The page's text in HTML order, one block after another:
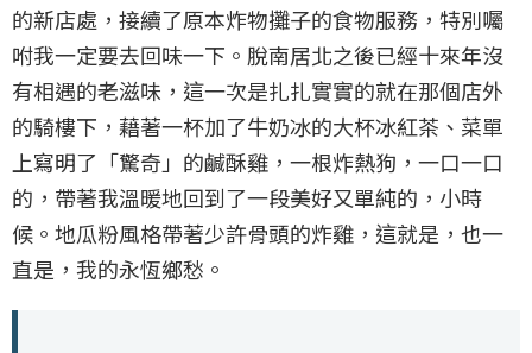
的新店處，接續了原本炸物攤子的食物服務，特別囑
咐我一定要去回味一下。脫南居北之後已經十來年沒
有相遇的老滋味，這一次是扎扎實實的就在那個店外
的騎樓下，藉著一杯加了牛奶冰的大杯冰紅茶、菜單
上寫明了「驚奇」的鹹酥雞，一根炸熱狗，一口一口
的，帶著我溫暖地回到了一段美好又單純的，小時
候。地瓜粉風格帶著少許骨頭的炸雞，這就是，也一
直是，我的永恆鄉愁。